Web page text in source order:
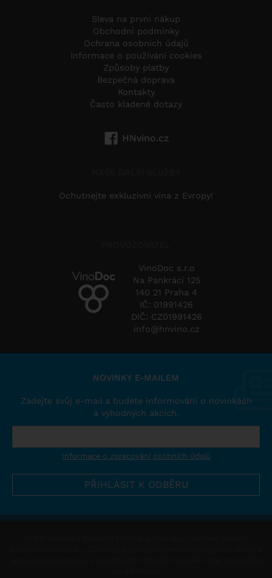
Sleva na první nákup
Obchodní podmínky
Ochrana osobních údajů
Informace o používání cookies
Způsoby platby
Bezpečná doprava
Kontakty
Často kladené dotazy
HNvino.cz
Ochutnejte exkluzivní vína z Evropy!
VinoDoc s.r.o
Na Pankráci 125
140 21 Praha 4
IČ: 01991426
DIČ: CZ01991426
info@hnvino.cz
NOVINKY E-MAILEM
Zadejte svůj e-mail a budete informováni o novinkách
a výhodných akcích.
Informace o zpracování osobních údajů